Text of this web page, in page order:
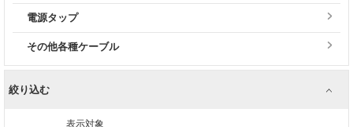
電源タップ
その他各種ケーブル
絞り込む
表示対象